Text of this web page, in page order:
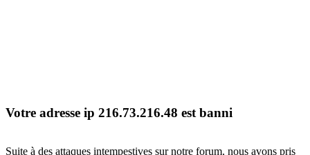
Votre adresse ip 216.73.216.48 est banni
Suite à des attaques intempestives sur notre forum, nous avons pris